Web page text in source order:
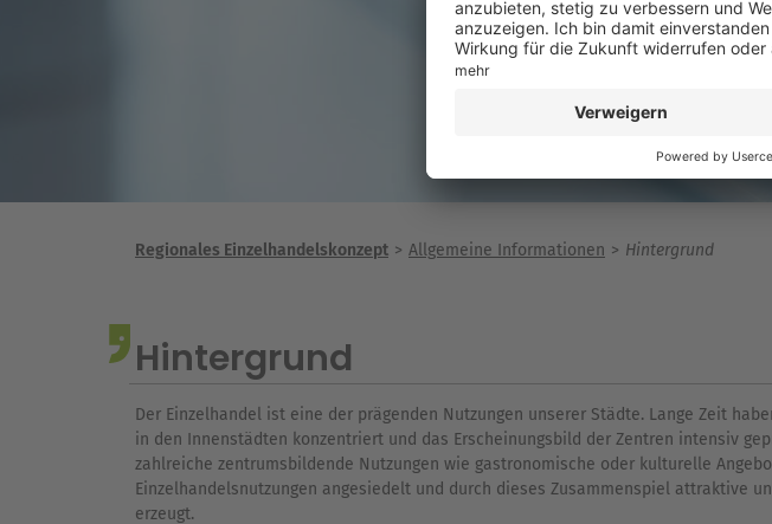
Regionales Einzelhandelskonzept Allgemeine Informationen Hintergrund
Hintergrund
Der Einzelhandel ist eine der prägenden Nutzungen unserer Städte. Lange Zeit
in den Innenstädten konzentriert und das Erscheinungsbild der Zentren intensiv
zahlreiche zentrumsbildende Nutzungen wie gastronomische oder kulturelle
Einzelhandelsnutzungen angesiedelt und durch dieses Zusammenspiel attraktive
erzeugt.